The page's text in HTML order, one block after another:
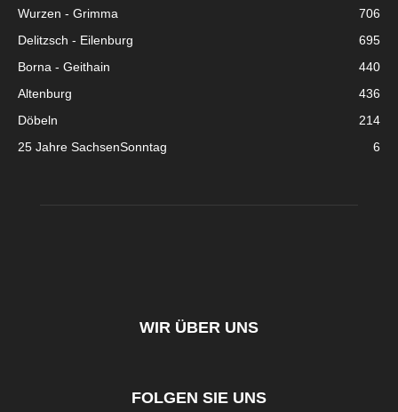
Wurzen - Grimma
706
Delitzsch - Eilenburg
695
Borna - Geithain
440
Altenburg
436
Döbeln
214
25 Jahre SachsenSonntag
6
WIR ÜBER UNS
FOLGEN SIE UNS